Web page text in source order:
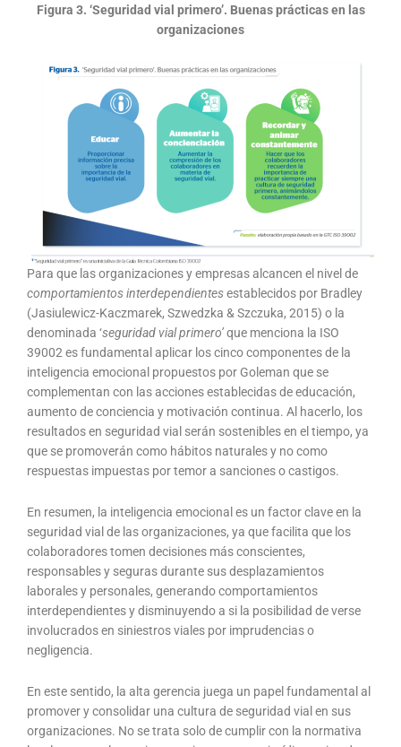
Figura 3. ‘Seguridad vial primero’. Buenas prácticas en las
organizaciones
Para que las organizaciones y empresas alcancen el nivel de
comportamientos interdependientesestablecidos por Bradley
(Jasiulewicz-Kaczmarek, Szwedzka & Szczuka, 2015) o la
denominada ‘seguridad vial primero’que menciona la ISO
39002 es fundamental aplicar los cinco componentes de la
inteligencia emocional propuestos por Goleman que se
complementan con las acciones establecidas de educación,
aumento de conciencia y motivación continua. Al hacerlo, los
resultados en seguridad vial serán sostenibles en el tiempo, ya
que se promoverán como hábitos naturales y no como
respuestas impuestas por temor a sanciones o castigos.
En resumen, la inteligencia emocional es un factor clave en la
seguridad vial de las organizaciones, ya que facilita que los
colaboradores tomen decisiones más conscientes,
responsables y seguras durante sus desplazamientos
laborales y personales, generando comportamientos
interdependientes y disminuyendo a si la posibilidad de verse
involucrados en siniestros viales por imprudencias o
negligencia.
En este sentido, la alta gerencia juega un papel fundamental al
promover y consolidar una cultura de seguridad vial en sus
organizaciones. No se trata solo de cumplir con la normativa